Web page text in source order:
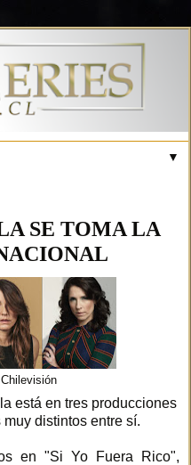
▼
SE TOMA LA
está en tres producciones
distintos entre sí.
en "Si Yo Fuera Rico",